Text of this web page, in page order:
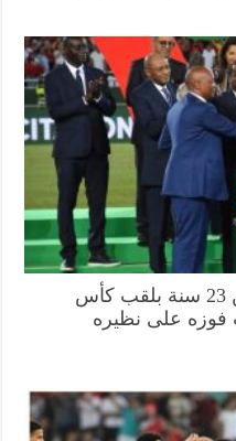
توج المنتخب الوطني لأقل من 23 سنة بلقب كأس
فوزه على نظيره